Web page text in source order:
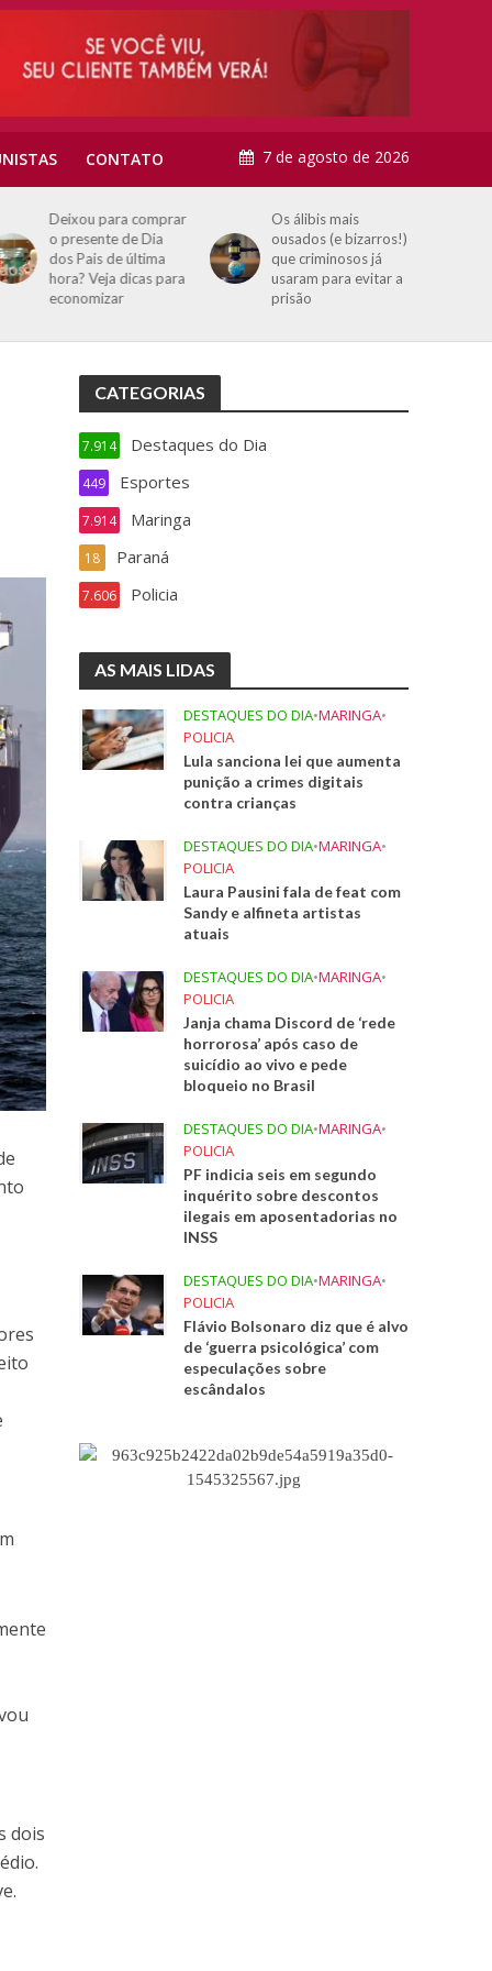
CONTATO 7 de agosto de 2026
Deixou para comprar
o presente de Dia
dos Pais de última
hora? Veja dicas para
economizar
Os álibis mais
ousados (e bizarros!)
que criminosos já
usaram para evitar a
prisão
dois
CATEGORIAS
Destaques do Dia
7.914
Esportes
449
Maringa
7.914
Paraná
18
Policia
7.606
AS MAIS LIDAS
DESTAQUES DO DIA•MARINGA•
POLICIA
Lula sanciona lei que aumenta
punição a crimes digitais
contra crianças
DESTAQUES DO DIA•MARINGA•
POLICIA
Laura Pausini fala de feat com
Sandy e alfineta artistas
atuais
DESTAQUES DO DIA•MARINGA•
POLICIA
Janja chama Discord de ‘rede
horrorosa’ após caso de
suicídio ao vivo e pede
bloqueio no Brasil
DESTAQUES DO DIA•MARINGA•
POLICIA
PF indicia seis em segundo
inquérito sobre descontos
ilegais em aposentadorias no
INSS
DESTAQUES DO DIA•MARINGA•
POLICIA
Flávio Bolsonaro diz que é alvo
de ‘guerra psicológica’ com
especulações sobre
escândalos